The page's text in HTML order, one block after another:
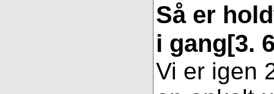
Så er
i gang[3.
Vi er igen